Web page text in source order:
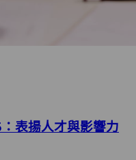
表揚人才與影響力